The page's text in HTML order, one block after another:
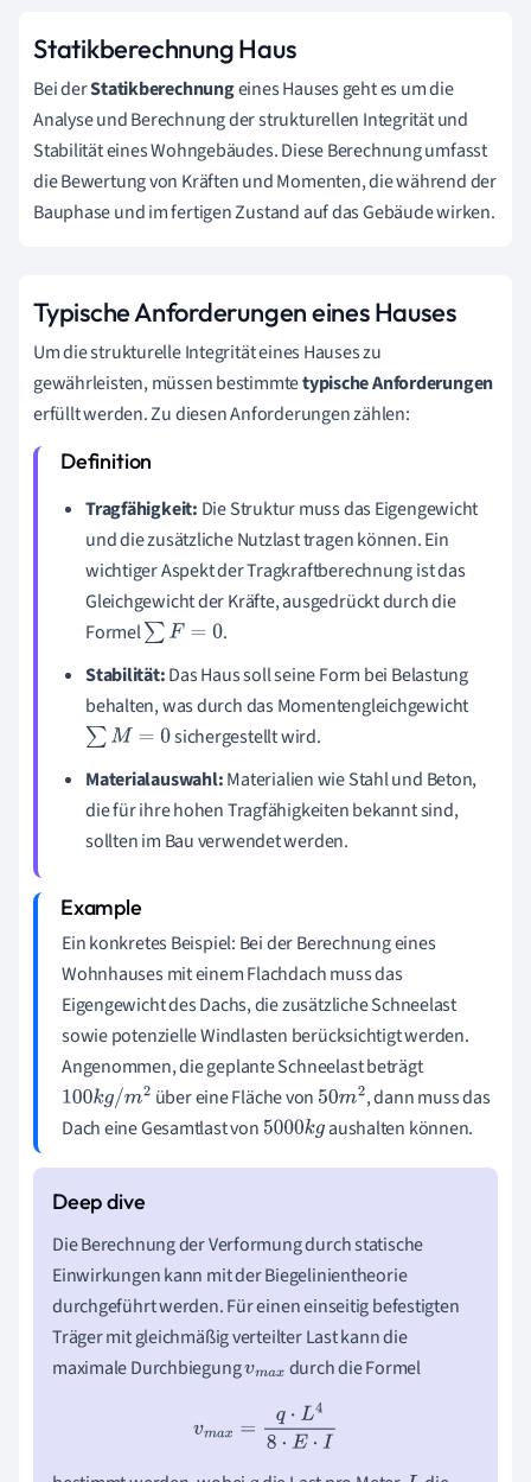
Statikberechnung Haus
Bei derStatikberechnungeines Hauses geht es um die
Analyse und Berechnung der strukturellen Integrität und
Stabilität eines Wohngebäudes. Diese Berechnung umfasst
die Bewertung von Kräften und Momenten, die während der
Bauphase und im fertigen Zustand auf das Gebäude wirken.
Typische Anforderungen eines Hauses
Um die strukturelle Integrität eines Hauses zu
gewährleisten, müssen bestimmtetypische Anforderungen
erfüllt werden. Zu diesen Anforderungen zählen:
Tragfähigkeit: Die Struktur muss das Eigengewicht
und die zusätzliche Nutzlast tragen können. Ein
wichtiger Aspekt der Tragkraftberechnung ist das
Gleichgewicht der Kräfte, ausgedrückt durch die
Formel∑F=0
.
Stabilität:Das Haus soll seine Form bei Belastung
behalten, was durch das Momentengleichgewicht
∑M=0
sichergestellt wird.
Materialauswahl:Materialien wie Stahl und Beton,
die für ihre hohen Tragfähigkeiten bekannt sind,
sollten im Bau verwendet werden.
Ein konkretes Beispiel: Bei der Berechnung eines
Wohnhauses mit einem Flachdach muss das
Eigengewicht des Dachs, die zusätzliche Schneelast
sowie potenzielle Windlasten berücksichtigt werden.
Angenommen, die geplante Schneelast beträgt
100kg/m2 über eine Fläche von 50m2 , dann muss das
Dach eine Gesamtlast von 5000kg aushalten können.
Die Berechnung der Verformung durch statische
Einwirkungen kann mit der Biegelinientheorie
durchgeführt werden. Für einen einseitig befestigten
Träger mit gleichmäßig verteilter Last kann die
maximale Durchbiegungvmaxdurch die Formel
L4 8 ⋅E⋅I